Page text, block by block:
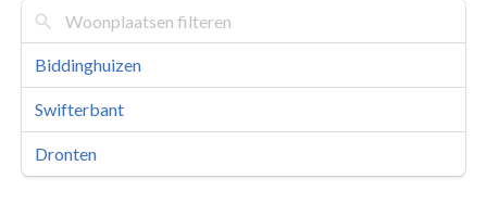
Biddinghuizen
Swifterbant
Dronten